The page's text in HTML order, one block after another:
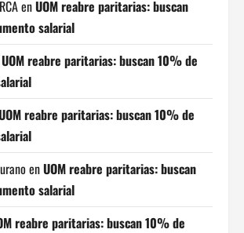
enUOM reabre paritarias: buscan
salarial
UOM reabre paritarias: buscan 10% de
reabre paritarias: buscan 10% de
enUOM reabre paritarias: buscan
salarial
reabre paritarias: buscan 10% de